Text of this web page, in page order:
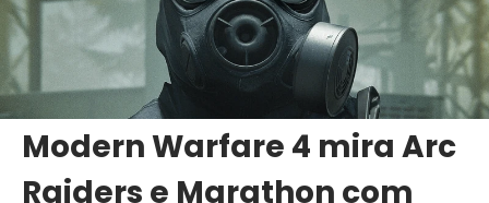
Modern Warfare 4 mira Arc
Raiders e Marathon com